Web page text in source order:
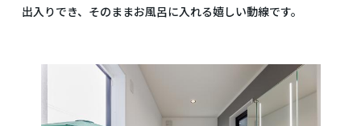
出入りでき、そのままお風呂に入れる嬉しい動線です。